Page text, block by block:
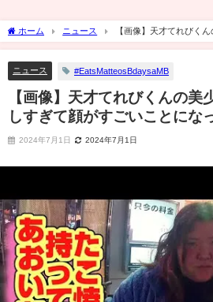
ホーム ニュース
【画像】天才てれびく
顔がすごいことになってしまう
ニュース #EatsMatteosBdaysaMB
【画像】天才てれびくんの美
しすぎて顔がすごいことにな
2024年7月1日 2024年7月1日